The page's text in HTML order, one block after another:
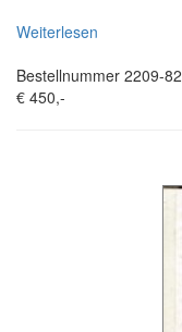
Weiterlesen
Bestellnummer 2209-82
€ 450,-